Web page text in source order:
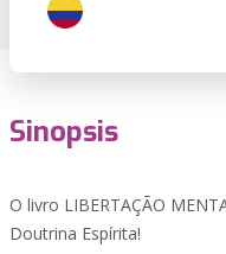
Sinopsis
O livro LIBERTAÇÃO
Doutrina Espírita!